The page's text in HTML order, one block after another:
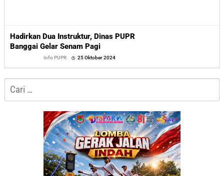
Hadirkan Dua Instruktur, Dinas PUPR
Banggai Gelar Senam Pagi
Info PUPR 25 Oktober 2024
Cari
untuk: